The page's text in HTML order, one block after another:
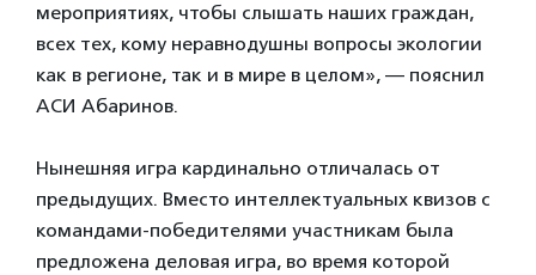
мероприятиях, чтобы слышать наших граждан,
всех тех, кому неравнодушны вопросы экологии
как в регионе, так и в мире в целом», — пояснил
АСИ Абаринов.
Нынешняя игра кардинально отличалась от
предыдущих. Вместо интеллектуальных квизов с
командами-победителями участникам была
предложена деловая игра, во время которой